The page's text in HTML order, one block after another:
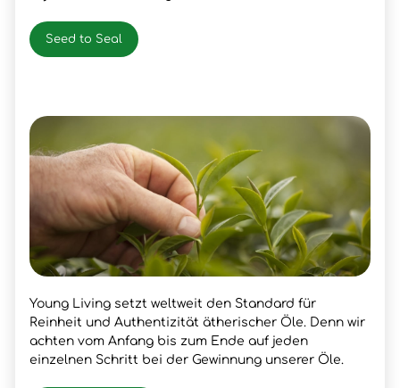
Seed to Seal
Young Living setzt weltweit den Standard für
Reinheit und Authentizität ätherischer Öle. Denn wir
achten vom Anfang bis zum Ende auf jeden
einzelnen Schritt bei der Gewinnung unserer Öle.